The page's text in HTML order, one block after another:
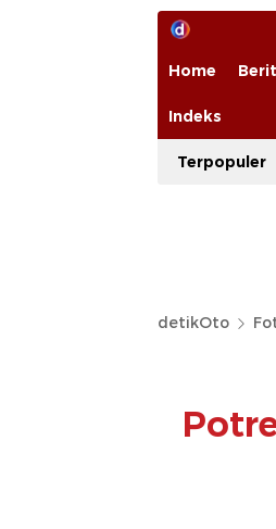
Home
Indeks
Terpopuler
detikOto